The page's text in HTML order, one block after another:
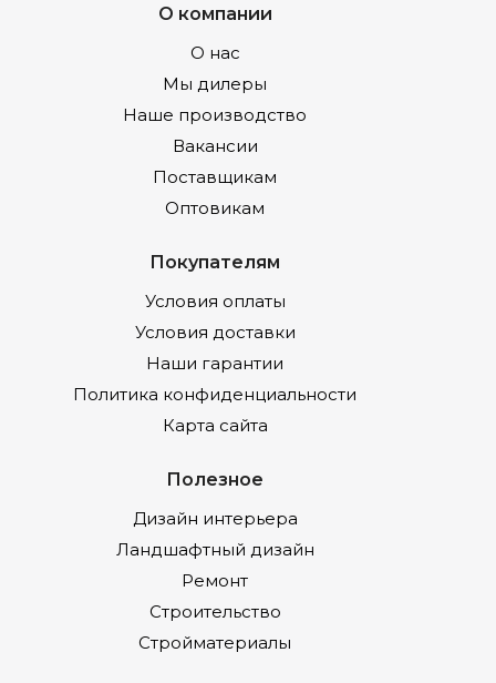
О компании
О нас
Мы дилеры
Наше производство
Вакансии
Поставщикам
Оптовикам
Покупателям
Условия оплаты
Условия доставки
Наши гарантии
Политика конфиденциальности
Карта сайта
Полезное
Дизайн интерьера
Ландшафтный дизайн
Ремонт
Строительство
Стройматериалы